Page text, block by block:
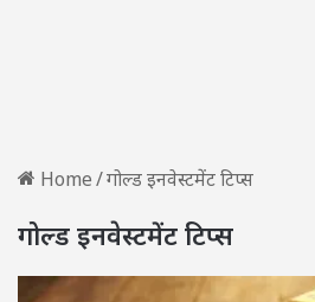
Home/गोल्ड इनवेस्टमेंट टिप्स
गोल्ड इनवेस्टमेंट टिप्स